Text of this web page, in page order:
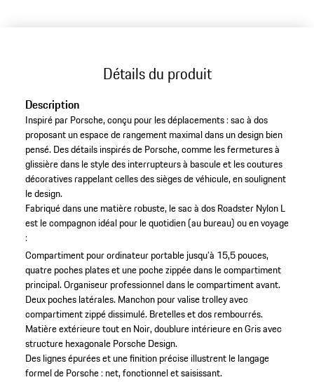
Détails du produit
Description
Inspiré par Porsche, conçu pour les déplacements : sac à dos
proposant un espace de rangement maximal dans un design bien
pensé. Des détails inspirés de Porsche, comme les fermetures à
glissière dans le style des interrupteurs à bascule et les coutures
décoratives rappelant celles des sièges de véhicule, en soulignent
le design.
Fabriqué dans une matière robuste, le sac à dos Roadster Nylon L
est le compagnon idéal pour le quotidien (au bureau) ou en voyage
:
Compartiment pour ordinateur portable jusqu’à 15,5 pouces,
quatre poches plates et une poche zippée dans le compartiment
principal.Organiseur professionnel dans le compartiment avant.
Deux poches latérales. Manchon pour valise trolley avec
compartiment zippé dissimulé. Bretelles et dos rembourrés.
Matière extérieure tout en Noir, doublure intérieure en Gris avec
structure hexagonale Porsche Design.
Des lignes épurées et une finition précise illustrent le langage
formel de Porsche : net, fonctionnel et saisissant.